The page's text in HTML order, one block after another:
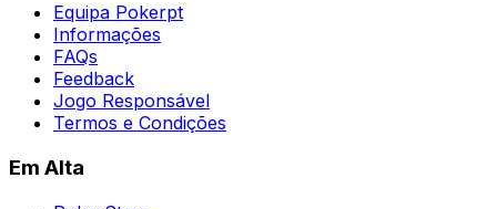
Equipa Pokerpt
Informações
FAQs
Feedback
Jogo Responsável
Termos e Condições
Em Alta